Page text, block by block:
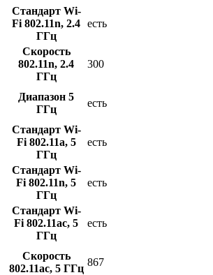
Стандарт Wi-
Fi 802.11n, 2.4
ГГц
есть
Скорость
802.11n, 2.4
ГГц
300
Диапазон 5
ГГц
есть
Стандарт Wi-
Fi 802.11a, 5
ГГц
есть
Стандарт Wi-
Fi 802.11n, 5
ГГц
есть
Стандарт Wi-
Fi 802.11ac, 5
ГГц
есть
Скорость
802.11ac, 5 ГГц
867